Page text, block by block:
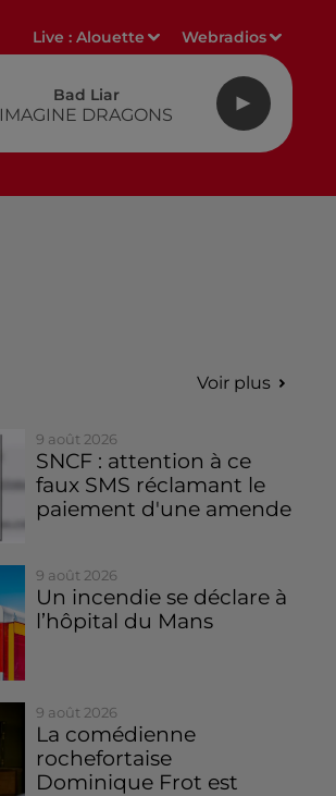
Live :Alouette Webradios
Bad Liar
IMAGINE DRAGONS
Voir plus
9 août 2026
SNCF : attention à ce
faux SMS réclamant le
paiement d'une amende
9 août 2026
Un incendie se déclare à
l’hôpital du Mans
9 août 2026
La comédienne
rochefortaise
Dominique Frot est